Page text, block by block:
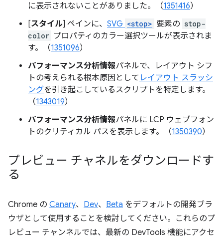
に表示されないことがありました。（1351416）
[スタイル] ペインに、 SVG <stop> 要素の stop-
color プロパティのカラー選択ツールが表示されま
す。（1351096）
パフォーマンス分析情報パネルで、レイアウト シフ
トの考えられる根本原因として レイアウト スラッシ
ングを引き起こしているスクリプトを特定します。
（1343019）
パフォーマンス分析情報パネルに LCP ウェブフォン
トのクリティカル パスを表示します。（1350390）
プレビュー チャネルをダウンロードす
る
Chrome の Canary、 Dev、 Beta をデフォルトの開発ブラ
ウザとして使用することを検討してください。これらのプ
レビュー チャンネルでは、最新の DevTools 機能にアクセ